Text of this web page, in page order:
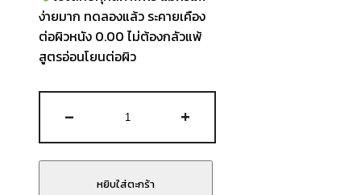
ง่ายมาก ทดลองแล้ว ระคายเคือง
ต่อผิวหนัง 0.00 ไม่ต้องกลัวแพ้
สูตรอ่อนโยนต่อผิว
-
HERA
-
UV
Protector
+
หยิบใส่ตะกร้า